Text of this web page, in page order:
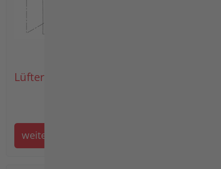
Lüftergehäuse, Reversierstarter
weiter